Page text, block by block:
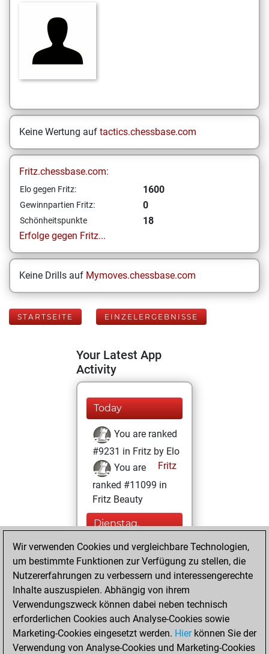
Keine Wertung auf tactics.chessbase.com
Fritz.chessbase.com:
Elo gegen Fritz: 1600
Gewinnpartien Fritz: 0
Schönheitspunkte
18
Erfolge gegen Fritz...
Keine Drills auf Mymoves.chessbase.com
STARTSEITE EINZELERGEBNISSE
Your Latest App
Activity
Today
You are ranked
#9231 in Fritz by Elo
Fritz
You are
ranked #11099 in
Fritz Beauty
Dienstag,
You played 14
blitz games
Play
You scored +2
=1 -11 in blitz
Mittwoch, April
Wir verwenden Cookies und vergleichbare Technologien,
um bestimmte Funktionen zur Verfügung zu stellen, die
Nutzererfahrungen zu verbessern und interessengerechte
Inhalte auszuspielen. Abhängig von ihrem
Verwendungszweck können dabei neben technisch
erforderlichen Cookies auch Analyse-Cookies sowie
Marketing-Cookies eingesetzt werden. Hierkönnen Sie der
Verwendung von Analyse-Cookies und Marketing-Cookies